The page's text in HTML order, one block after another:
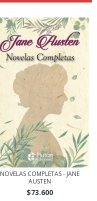
NOVELAS COMPLETAS - JANE
AUSTEN
$73.600